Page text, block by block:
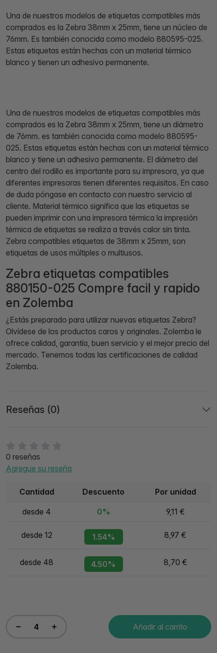
0 reseñas
Agregue su reseña
Cantidad Descuento Por unidad
desde 4 0% 9,11 €
desde 12 1.54% 8,97 €
desde 48 4.50% 8,70 €
Añadir al carrito
Una de nuestros modelos de etiquetas compatibles más
comprados es la Zebra 38mm x 25mm, tiene un núcleo de
76mm. Es también conocida como modelo 880595-025.
Estas etiquetas están hechas con un material térmico
blanco y tienen un adhesivo permanente.
Una de nuestros modelos de etiquetas compatibles más
comprados es la Zebra 38mm x 25mm, tiene un diámetro
de 76mm. es también conocida como modelo 880595-
025. Estas etiquetas están hechas con un material térmico
blanco y tiene un adhesivo permanente. El diámetro del
centro del rodillo es importante para su impresora, ya que
diferentes impresoras tienen diferentes requisitos. En caso
de duda póngase en contacto con nuestro servicio al
cliente. Material térmico significa que las etiquetas se
pueden imprimir con una impresora térmica la impresión
térmica de etiquetas se realiza a través calor sin tinta.
Zebra compatibles etiquetas de 38mm x 25mm, son
etiquetas de usos múltiples o multiusos.
Zebra etiquetas compatibles
880150-025 Compre facil y rapido
en Zolemba
¿Estás preparado para utilizar nuevas etiquetas Zebra?
Olvídese de los productos caros y originales. Zolemba le
ofrece calidad, garantía, buen servicio y el mejor precio del
mercado. Tenemos todas las certificaciones de calidad
Zolemba.
Reseñas (0)